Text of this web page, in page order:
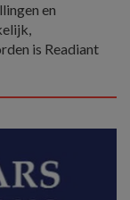
en
is Readiant